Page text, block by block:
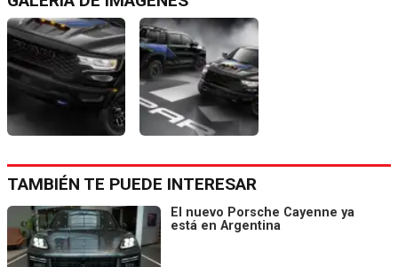
TAMBIÉN TE PUEDE INTERESAR
El nuevo Porsche Cayenne ya
está en Argentina